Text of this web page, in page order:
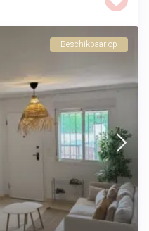
Beschikbaar op